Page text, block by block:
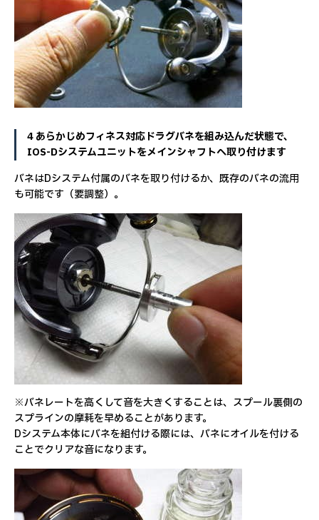
4 あらかじめフィネス対応ドラグバネを組み込んだ状態で、
IOS-Dシステムユニットをメインシャフトへ取り付けます
バネはDシステム付属のバネを取り付けるか、既存のバネの流用
も可能です（要調整）。
※バネレートを高くして音を大きくすることは、スプール裏側の
スプラインの摩耗を早めることがあります。
Dシステム本体にバネを組付ける際には、バネにオイルを付ける
ことでクリアな音になります。